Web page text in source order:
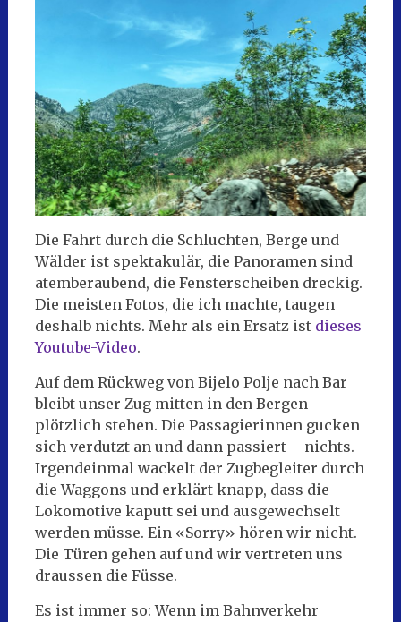
Die Fahrt durch die Schluchten, Berge und
Wälder ist spektakulär, die Panoramen sind
atemberaubend, die Fensterscheiben dreckig.
Die meisten Fotos, die ich machte, taugen
deshalb nichts. Mehr als ein Ersatz ist dieses
Youtube-Video.
Auf dem Rückweg von Bijelo Polje nach Bar
bleibt unser Zug mitten in den Bergen
plötzlich stehen. Die Passagierinnen gucken
sich verdutzt an und dann passiert – nichts.
Irgendeinmal wackelt der Zugbegleiter durch
die Waggons und erklärt knapp, dass die
Lokomotive kaputt sei und ausgewechselt
werden müsse. Ein «Sorry» hören wir nicht.
Die Türen gehen auf und wir vertreten uns
draussen die Füsse.
Es ist immer so: Wenn im Bahnverkehr